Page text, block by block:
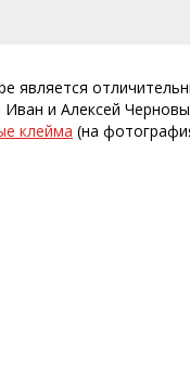
является
и Алексей
клейма (на